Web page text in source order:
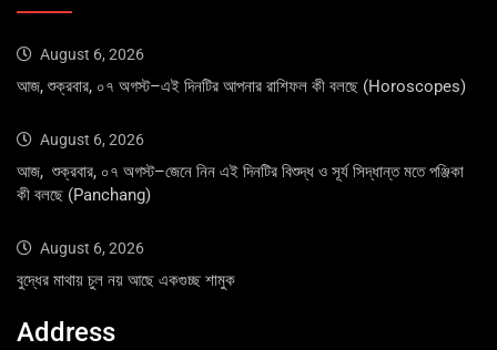
August 6, 2026
আজ, শুক্রবার, ০৭ অগস্ট–এই দিনটির আপনার রাশিফল কী বলছে (Horoscopes)
August 6, 2026
আজ, শুক্রবার, ০৭ অগস্ট–জেনে নিন এই দিনটির বিশুদ্ধ ও সূর্য সিদ্ধান্ত মতে পঞ্জিকা
কী বলছে (Panchang)
August 6, 2026
বুদ্ধের মাথায় চুল নয় আছে একগুচ্ছ শামুক
Address